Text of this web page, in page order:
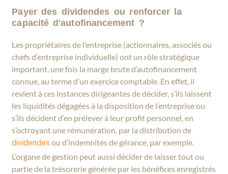
Payer des dividendes ou renforcer la
capacité d'autofinancement ?
Les propriétaires de l’entreprise (actionnaires, associés ou
chefs d’entreprise individuelle) ont un rôle stratégique
important, une fois la marge brute d’autofinancement
connue, au terme d’un exercice comptable. En effet, il
revient à ces instances dirigeantes de décider, s’ils laissent
les liquidités dégagées à la disposition de l’entreprise ou
s’ils décident d’en prélever à leur profit personnel, en
s’octroyant une rémunération, par la distribution de
dividendes ou d’indemnités de gérance, par exemple.
L’organe de gestion peut aussi décider de laisser tout ou
partie de la trésorerie générée par les bénéfices enregistrés